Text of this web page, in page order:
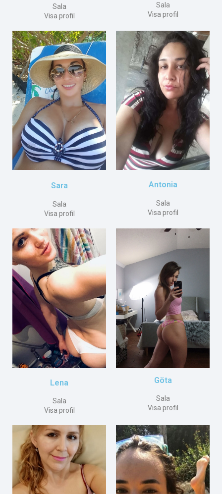
Sala
Visa profil
Sala
Visa profil
Sara
Sala
Visa profil
Antonia
Sala
Visa profil
Lena
Sala
Visa profil
Göta
Sala
Visa profil